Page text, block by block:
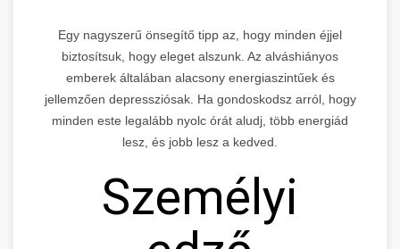
Egy nagyszerű önsegítő tipp az, hogy minden éjjel
biztosítsuk, hogy eleget alszunk. Az alváshiányos
emberek általában alacsony energiaszintűek és
jellemzően depressziósak. Ha gondoskodsz arról, hogy
minden este legalább nyolc órát aludj, több energiád
lesz, és jobb lesz a kedved.
Személyi